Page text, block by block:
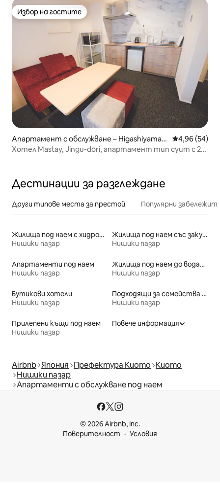
Избор на гостите
Избор на гостите
Апартамент с обслужване – Higashiyama
Ward, Kyoto
Средна
4,96 (54)
Хотел Mastay, Jingu-dōri, апартамент тип суит с 2
Дестинации за разглеждане
Други типове места за престой Популярни
Жилища под наем с хидромасажна вана
Нишики пазар
Жилища под наем със закуска
Нишики пазар
Апартаменти под наем
Нишики пазар
Жилища под наем до водата
Нишики пазар
Бутикови хотели
Нишики пазар
Подходящи за семейства места под наем
Нишики пазар
Прилепени къщи под наем
Нишики пазар
Повече информация
Airbnb Япония Префектура Киото Киото
Нишики пазар
Апартаменти с обслужване под наем
© 2026 Airbnb, Inc.
Поверителност
Условия